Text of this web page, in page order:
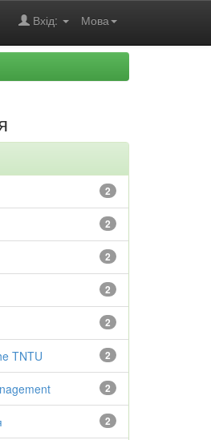
Мова
Вхід:
2
2
2
2
2
2
TNTU
2
2